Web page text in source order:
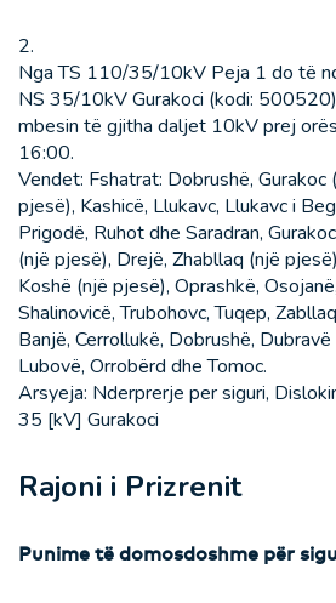
2.
Nga TS 110/35/10kV Peja 1 do të
NS 35/10kV Gurakoci (kodi:
mbesin të gjitha daljet 10kV prej
16:00.
Vendet: Fshatrat: Dobrushë,
pjesë), Kashicë, Llukavc, Llukavc i
Prigodë, Ruhot dhe Saradran,
(një pjesë), Drejë, Zhabllaq (një
Koshë (një pjesë), Oprashkë,
Shalinovicë, Trubohovc, Tuqep,
Banjë, Cerrollukë, Dobrushë,
Lubovë, Orrobërd dhe Tomoc.
Arsyeja: Nderprerje per siguri,
35 [kV] Gurakoci
Rajoni i Prizrenit
Punime të domosdoshme për